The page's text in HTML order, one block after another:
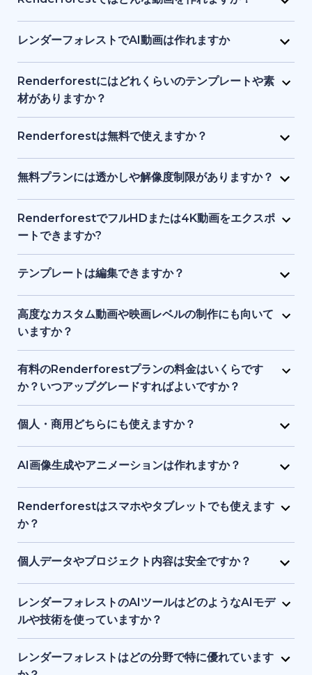
います。
デアを入力するだけで、プラットフォーム側がビジュ
アル、タイミング、構成を処理します。デザインや動
Renderforest は、マーケティング動画、解説動画、
プレゼン資料、イントロ動画、教育用コンテンツ、
ト、ストック映像、AI 生成画像やアニメーションな
ど、目的に応じてアニメーション動画・実写動画のど
ちらも制作できます。
レンダーフォレストでAI動画は作れますか
はい。Renderforest の生成系AIは、テキストやアイ
デアをフル動画に変換します。AI生成アニメーショ
ン、ストック素材シーン、AI生成画像などを使った動
画ストーリーテリングが可能です。
Renderforestにはどれくらいのテンプレートや素
材がありますか？
Renderforest には数千点におよぶ事前デザイン済み
動画テンプレートと、豊富なストック動画、画像、音
随時追加されるため、常に最新かつプロ品質の素材を
利用できます。
Renderforestは無料で使えますか？
はい。Renderforestには無料プランがあり、基本的な
テンプレートやツールにアクセスできます。ただし、
度も有料プランより制限されます。
無料プランには透かしや解像度制限がありますか？
はい。無料プランで作成した動画にはRenderforestの
透かしが入り、標準解像度での書き出しとなります。
有料プランでは透かしが削除され、フルHDや4Kなど
高品質で書き出せます。
RenderforestでフルHDまたは4K動画をエクスポ
ートできますか?
はい。有料プランでフルHDや4Kエクスポートが可能
です。無料プランでは透かし付き、標準画質になりま
テンプレートは編集できますか？
はい。すべてのテンプレートは、テキスト、カラー、
ロゴ、音楽、その他の素材で自由に編集できます。ブ
ランドアイデンティティやプロジェクトに合わせた調
整が可能です。
高度なカスタム動画や映画レベルの制作にも向いて
いますか？
Renderforest は、構造化されたセミカスタム動画に
最適で、フルスケールのシネマティック制作向けでは
ありません。プロ品質の制作を簡素化しますが、ハイ
エンドのアニメーションスタジオや高度なポストプロ
ダクションツールの完全な代替とはなりません。
有料のRenderforestプランの料金はいくらです
か？いつアップグレードすればよいですか？
有料プランは手頃な月額料金から利用でき、料金は動
画の長さ、書き出し品質、ストレージ容量で変動しま
テンプレート利用や制作自由度が必要な場合にアップ
グレードが適しています。
個人・商用どちらにも使えますか？
はい。個人プロジェクト、クライアント案件、ビジネ
ス用途の動画やビジュアル、ウェブサイト制作に利用
AI画像生成やアニメーションは作れますか？
はい。AI画像ジェネレーターで、テキストの指示や参
考画像からユニークなビジュアルを作成できます。生
成した画像を短いアニメーションにすることも可能で
す。
Renderforestはスマホやタブレットでも使えます
か？
はい。Renderforestアプリは Android と iOS の両方
でダウンロードでき、またはブラウザでウエブ版を利
いるため、いつでもどこでも制作・編集が可能です。
個人データやプロジェクト内容は安全ですか？
もちろんです。Renderforestは安全なデータ暗号化と
クラウド保護基準を採用しており、個人情報とプロジ
ェクトを安全に守ります。ファイルはプライベートな
まま保持され、アクセスできるのはユーザー本人のみ
です。
レンダーフォレストのAIツールはどのようなAIモデ
ルや技術を使っていますか？
レンダーフォレストは、独自開発のAIエンジンに加
え、Sora 2、Google Veo 3.1、Kling 3.0 Omni、
レンダーフォレストはどの分野で特に優れています